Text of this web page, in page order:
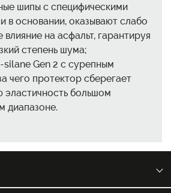
шипы с специфическими
в основании, оказывают слабо
влияние на асфальт, гарантируя
степень шума;
silane Gen 2 с сурепным
чего протектор сберегает
большом
диапазоне.